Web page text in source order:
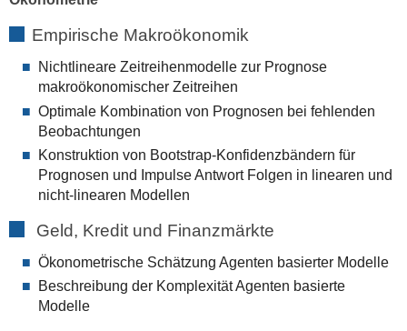
Empirische Makroökonomik
Nichtlineare Zeitreihenmodelle zur Prognose
makroökonomischer Zeitreihen
Optimale Kombination von Prognosen bei fehlenden
Beobachtungen
Konstruktion von Bootstrap-Konfidenzbändern für
Prognosen und Impulse Antwort Folgen in linearen und
nicht-linearen Modellen
Geld, Kredit und Finanzmärkte
Ökonometrische Schätzung Agenten basierter Modelle
Beschreibung der Komplexität Agenten basierte
Modelle